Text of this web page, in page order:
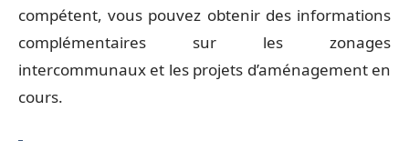
compétent, vous pouvez obtenir des informations
complémentaires sur les zonages
intercommunaux et les projets d’aménagement en
cours.